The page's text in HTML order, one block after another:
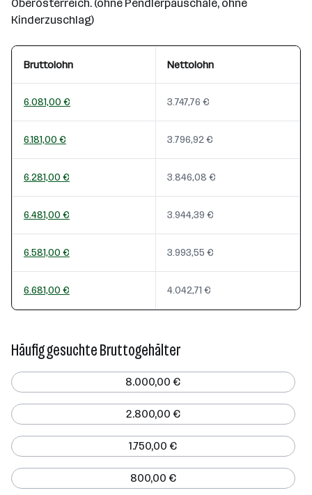
Oberösterreich. (ohne Pendlerpauschale, ohne
Kinderzuschlag)
Bruttolohn Nettolohn
6.081,00 € 3.747,76 €
6.181,00 € 3.796,92 €
6.281,00 € 3.846,08 €
6.481,00 € 3.944,39 €
6.581,00 € 3.993,55 €
6.681,00 € 4.042,71 €
Häufig gesuchte Bruttogehälter
8.000,00 €
2.800,00 €
1.750,00 €
800,00 €